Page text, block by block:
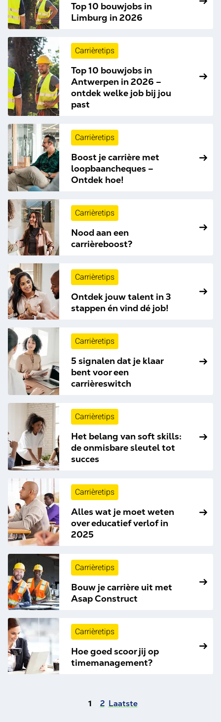
Top 10 bouwjobs in
Limburg in 2026
Carrièretips
Top 10 bouwjobs in
Antwerpen in 2026 –
ontdek welke job bij jou
past
Carrièretips
Boost je carrière met
loopbaancheques –
Ontdek hoe!
Carrièretips
Nood aan een
carrièreboost?
Carrièretips
Ontdek jouw talent in 3
stappen én vind dé job!
Carrièretips
5 signalen dat je klaar
bent voor een
carrièreswitch
Carrièretips
Het belang van soft skills:
de onmisbare sleutel tot
succes
Carrièretips
Alles wat je moet weten
over educatief verlof in
2025
Carrièretips
Bouw je carrière uit met
Asap Construct
Carrièretips
Hoe goed scoor jij op
timemanagement?
1 2 Laatste